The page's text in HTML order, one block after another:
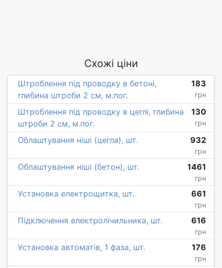
Схожі ціни
Штроблення під проводку в бетоні,
глибина штроби 2 см, м.пог.
183
грн
Штроблення під проводку в цеглі, глибина
штроби 2 см, м.пог.
130
грн
Облаштування ніші (цегла), шт. 932
грн
Облаштування ніші (бетон), шт. 1461
грн
Установка електрощитка, шт. 661
грн
Підключення електролічильника, шт. 616
грн
Установка автоматів, 1 фаза, шт. 176
грн